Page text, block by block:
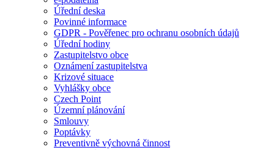
Úřední deska
Povinné informace
GDPR - Pověřenec pro ochranu osobních údajů
Úřední hodiny
Zastupitelstvo obce
Oznámení zastupitelstva
Krizové situace
Vyhlášky obce
Czech Point
Územní plánování
Smlouvy
Poptávky
Preventivně výchovná činnost